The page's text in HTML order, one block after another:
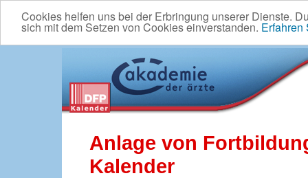
Cookies helfen uns bei der Erbringung unserer Dienste.
sich mit dem Setzen von Cookies einverstanden. Erfahren
Anlage von
Kalender